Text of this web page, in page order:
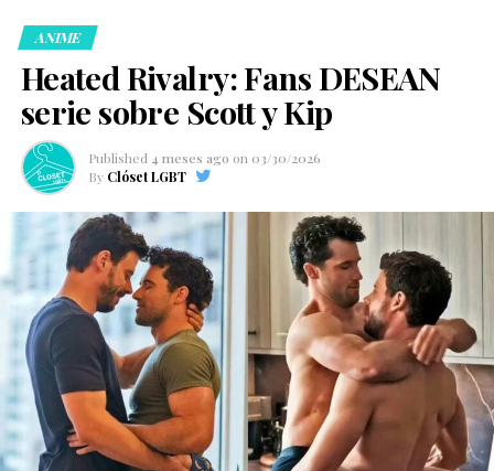
ganadora del BAFTA, conocida por proyectos como
Bleak House y Motherland.
Además, el proyecto sumará la participación especial de
Derek Jacobi en un cameo.
La película funcionará como el cierre definitivo de la
historia protagonizada por Kit Connor y Joe Locke,
ANIME
Heated Rivalry: Fans DESEAN
serie sobre Scott y Kip
Published 4 meses ago on 03/30/2026
By Clóset LGBT